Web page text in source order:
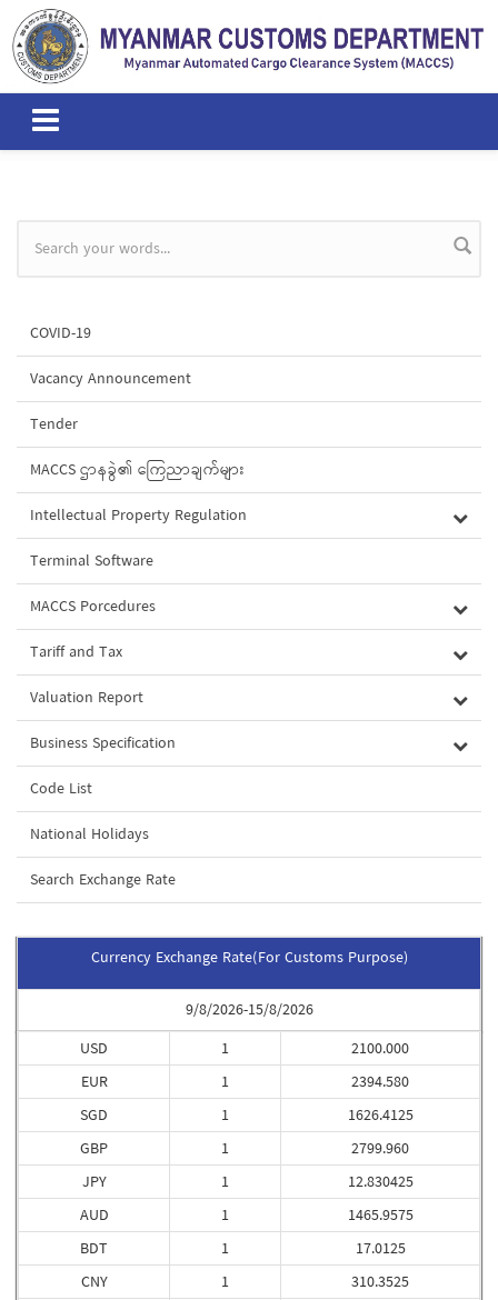
Skip to main content
Search form
COVID-19
Vacancy Announcement
Tender
MACCS ဌာနခွဲ၏ ကြေညာချက်များ
Intellectual Property Regulation
Terminal Software
MACCS Porcedures
Tariff and Tax
Valuation Report
Business Specification
Code List
National Holidays
Search Exchange Rate
Currency Exchange Rate(For Customs Purpose)
9/8/2026-15/8/2026
USD
EUR
SGD
GBP
JPY
AUD
BDT
CNY
1
1
1
1
1
1
1
1
2100.000
2394.580
1626.4125
2799.960
12.830425
1465.9575
17.0125
310.3525